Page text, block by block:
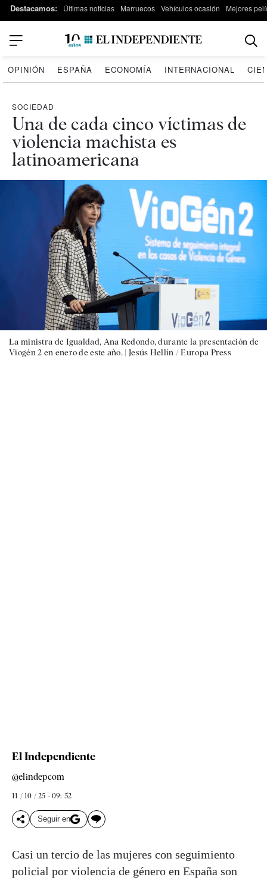
Destacamos: Últimas noticias Marruecos Vehículos ocasión Mejores
OPINIÓN ESPAÑA ECONOMÍA INTERNACIONAL
SOCIEDAD
Una de cada cinco víctimas de
violencia machista es
latinoamericana
La ministra de Igualdad, Ana Redondo, durante la presentación de
Viogén 2 en enero de este año. | Jesús Hellín / Europa Press
El Independiente
@elindepcom
11 / 10 / 25 - 09: 52
Seguir en
Casi un tercio de las mujeres con seguimiento
policial por violencia de género en España son